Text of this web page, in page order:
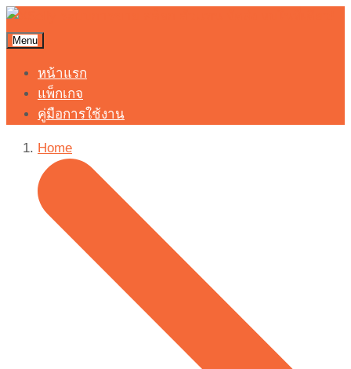
Menu
หน้าแรก
แพ็กเกจ
คู่มือการใช้งาน
Home